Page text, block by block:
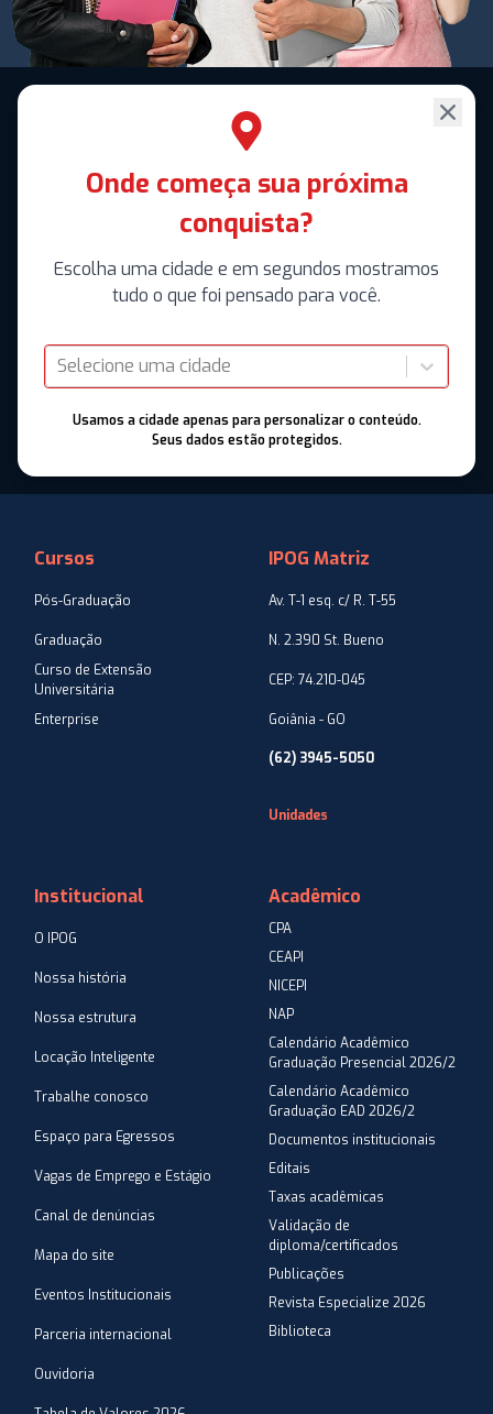
Onde começa sua próxima
conquista?
Escolha uma cidade e em segundos mostramos
tudo o que foi pensado para você.
Selecione uma cidade
Usamos a cidade apenas para personalizar o conteúdo.
Seus dados estão protegidos.
Cursos
Pós-Graduação
Graduação
Curso de Extensão
Universitária
Enterprise
Institucional
O IPOG
Nossa história
Nossa estrutura
Locação Inteligente
Trabalhe conosco
Espaço para Egressos
Vagas de Emprego e Estágio
Canal de denúncias
Mapa do site
Eventos Institucionais
Parceria internacional
Ouvidoria
Acadêmico
CPA
CEAPI
NICEPI
NAP
Calendário Acadêmico
Graduação Presencial 2026/2
Calendário Acadêmico
Graduação EAD 2026/2
Documentos institucionais
Editais
Taxas acadêmicas
Validação de
diploma/certificados
Publicações
Revista Especialize 2026
Biblioteca
IPOG Matriz
Av. T-1 esq. c/ R. T-55
N. 2.390 St. Bueno
CEP: 74.210-045
Goiânia - GO
(62) 3945-5050
Unidades